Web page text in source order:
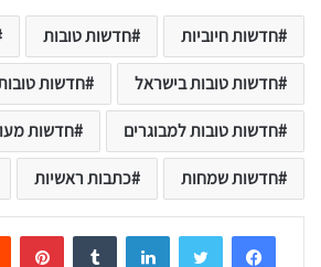
חדשות חיוביות חדשות טובות
חדשות טובות בישראל חדשות
חדשות טובות למבוגרים חדשות
חדשות שמחות כתבות ראשיות
LinkedIn
Tumblr